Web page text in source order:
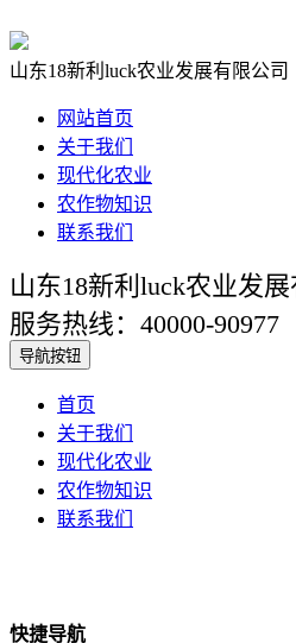
山东18新利luck农业发展有限公司
网站首页
关于我们
现代化农业
农作物知识
联系我们
山东18新利luck农业发展
服务热线：40000-90977
导航按钮
首页
关于我们
现代化农业
农作物知识
联系我们
快捷导航